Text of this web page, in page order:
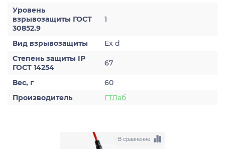
Уровень
взрывозащиты ГОСТ
30852.9
1
Вид взрывозащиты
Ex d
Степень защиты IP
ГОСТ 14254
67
Вес, г
60
Производитель
ГТЛаб
В сравнение